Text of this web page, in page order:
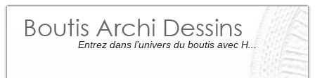
Entrez dans l’univers du boutis avec H...